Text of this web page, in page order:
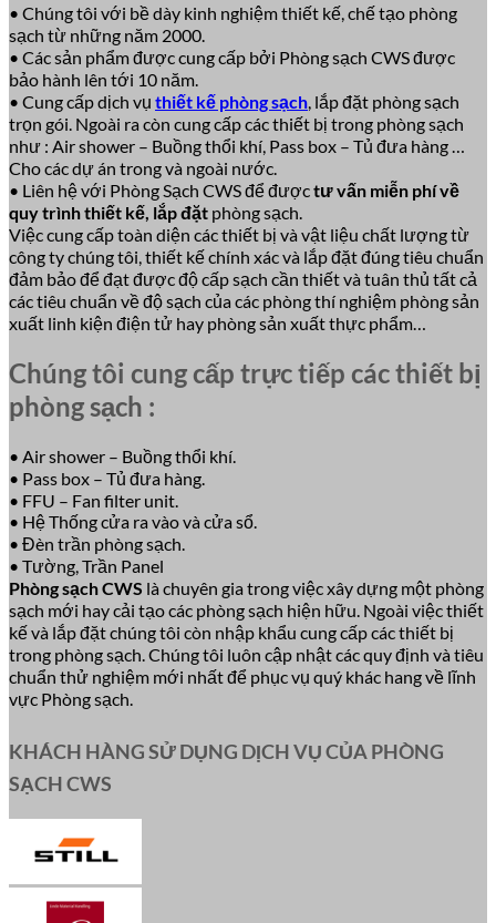
• Chúng tôi với bề dày kinh nghiệm thiết kế, chế tạo phòng
sạch từ những năm 2000.
• Các sản phẩm được cung cấp bởi Phòng sạch CWS được
bảo hành lên tới 10 năm.
• Cung cấp dịch vụ thiết kế phòng sạch, lắp đặt phòng sạch
trọn gói. Ngoài ra còn cung cấp các thiết bị trong phòng sạch
như : Air shower – Buồng thổi khí, Pass box – Tủ đưa hàng …
Cho các dự án trong và ngoài nước.
• Liên hệ với Phòng Sạch CWS để đượctư vấn miễn phí về
quy trình thiết kế, lắp đặt phòng sạch.
Việc cung cấp toàn diện các thiết bị và vật liệu chất lượng từ
công ty chúng tôi, thiết kế chính xác và lắp đặt đúng tiêu chuẩn
đảm bảo để đạt được độ cấp sạch cần thiết và tuân thủ tất cả
các tiêu chuẩn về độ sạch của các phòng thí nghiệm phòng sản
xuất linh kiện điện tử hay phòng sản xuất thực phẩm…
Chúng tôi cung cấp trực tiếp các thiết bị
phòng sạch :
• Air shower – Buồng thổi khí.
• Pass box – Tủ đưa hàng.
• FFU – Fan filter unit.
• Hệ Thống cửa ra vào và cửa sổ.
• Đèn trần phòng sạch.
• Tường, Trần Panel
Phòng sạch CWS là chuyên gia trong việc xây dựng một phòng
sạch mới hay cải tạo các phòng sạch hiện hữu. Ngoài việc thiết
kế và lắp đặt chúng tôi còn nhập khẩu cung cấp các thiết bị
trong phòng sạch. Chúng tôi luôn cập nhật các quy định và tiêu
chuẩn thử nghiệm mới nhất để phục vụ quý khác hang về lĩnh
vực Phòng sạch.
KHÁCH HÀNG SỬ DỤNG DỊCH VỤ CỦA PHÒNG
SẠCH CWS